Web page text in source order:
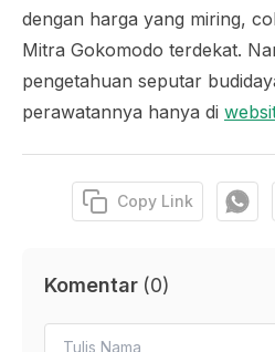
dengan harga yang miring,
Mitra Gokomodo terdekat.
pengetahuan seputar
perawatannya hanya di
Copy Link
Komentar (0)